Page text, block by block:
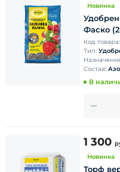
Новинка
Фаско
Код товара:
Тип:
Состав:
В
1 300
Новинка
Торф